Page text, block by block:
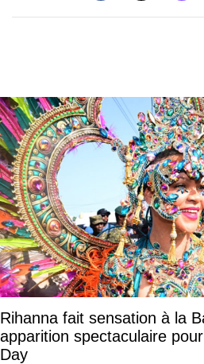
Rihanna fait sensation à la
apparition spectaculaire
Day